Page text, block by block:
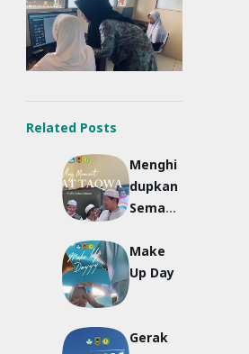
Related Posts
Menghi
dupkan
Semang
Spiritua
l dan
Make
Up Day
Gerak